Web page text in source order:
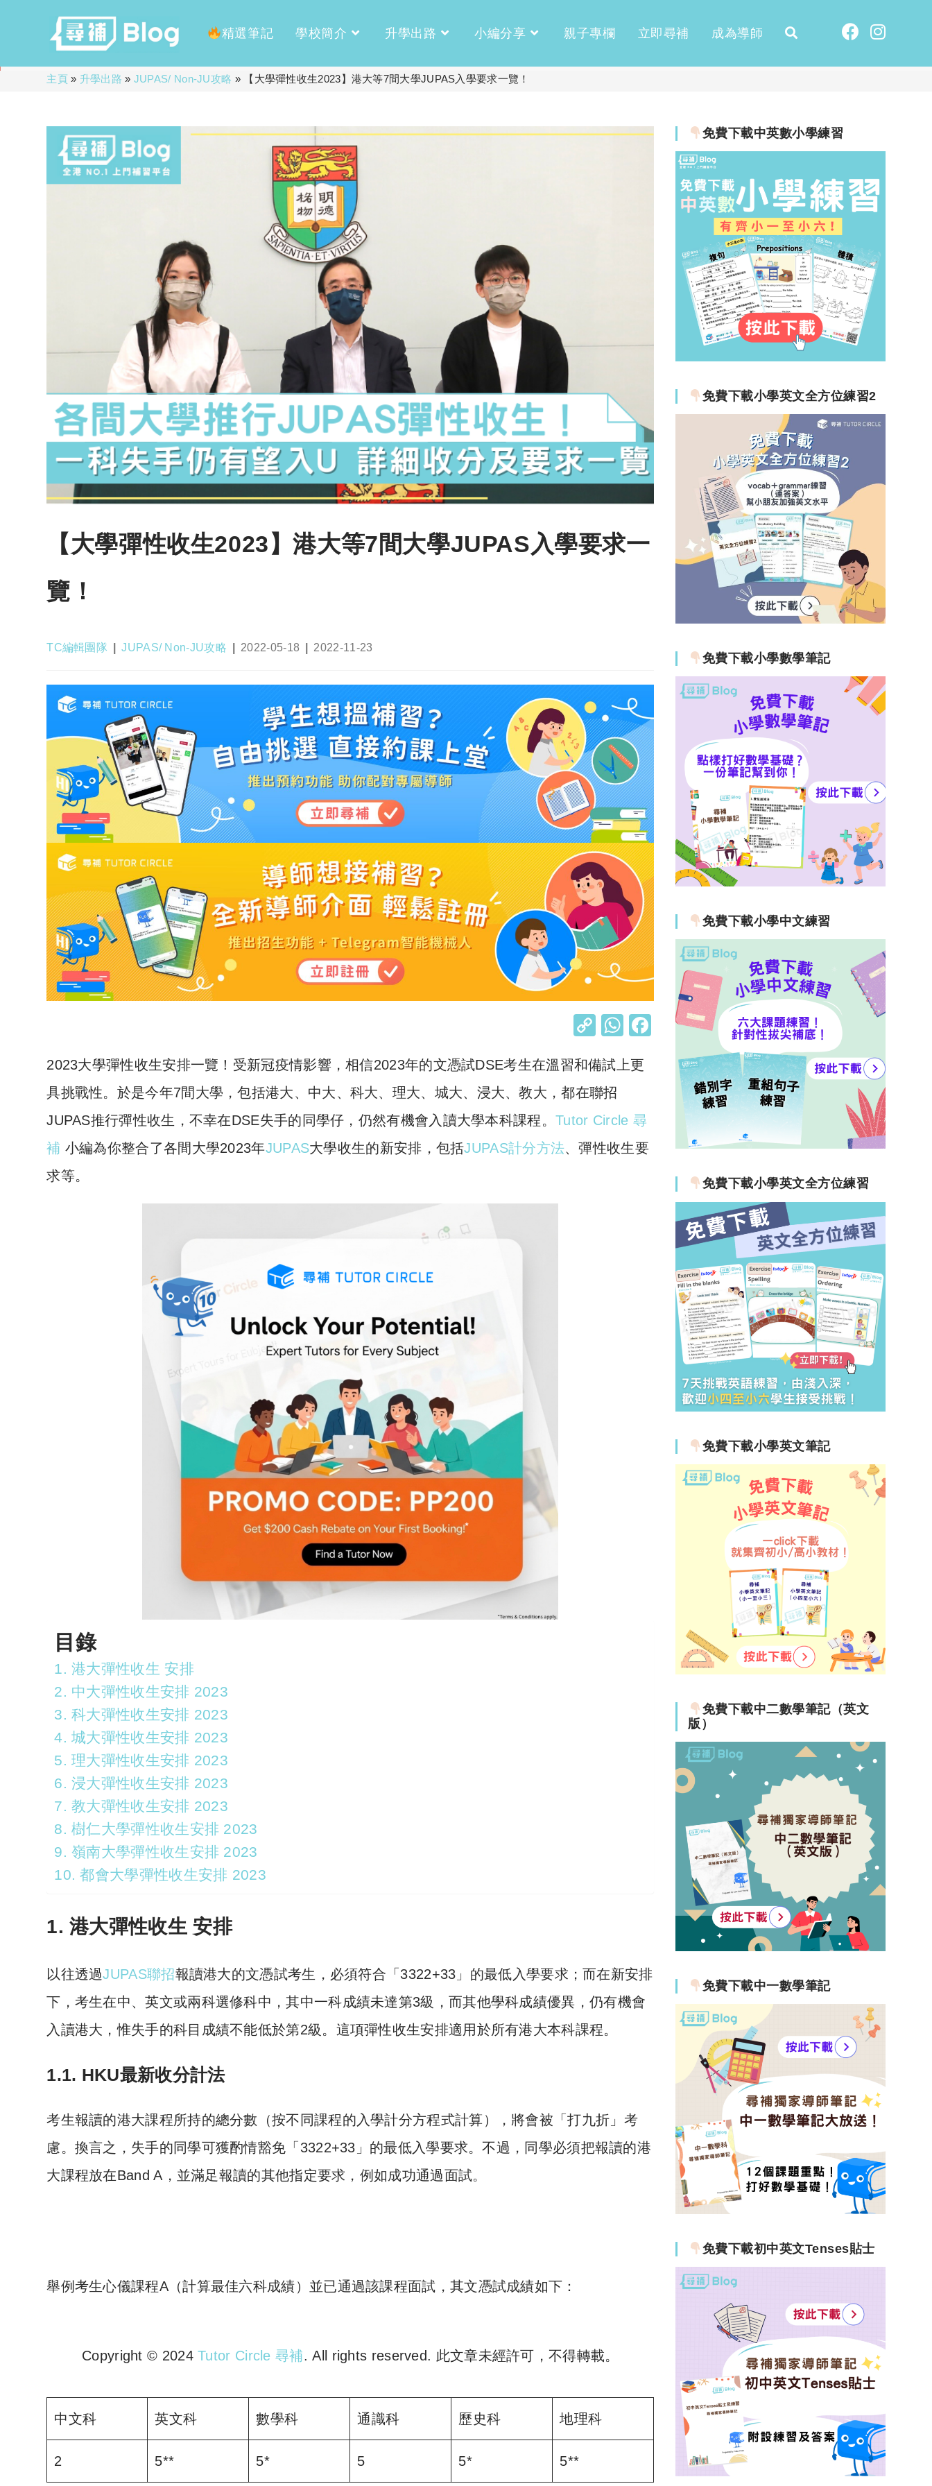
精選筆記 學校簡介 升學出路 小編分享 親子專欄 立即尋補 成為導師
主頁» 升學出路 » JUPAS/ Non-JU攻略 » 【大學彈性收生2023】港大等7間大學JUPAS入學要求一覽！
【大學彈性收生2023】港大等7間大學JUPAS入學要求一
覽！
Post
TC編輯團隊
Post
JUPAS/ Non-JU攻略
Post
2022-05-18
Post
2022-11-23
C
p
y
Li
n
k
W
at
A
p
p
2023大學彈性收生安排一覽！受新冠疫情影響，相信2023年的文憑試DSE考生在溫習和備試上更
具挑戰性。於是今年7間大學，包括港大、中大、科大、理大、城大、浸大、教大，都在聯招
JUPAS推行彈性收生，不幸在DSE失手的同學仔，仍然有機會入讀大學本科課程。 Tutor Circle 尋
補 小編為你整合了各間大學2023年JUPAS大學收生的新安排，包括JUPAS計分方法、彈性收生要
求等。
目錄
1. 港大彈性收生 安排
2. 中大彈性收生安排 2023
3. 科大彈性收生安排 2023
4. 城大彈性收生安排 2023
5. 理大彈性收生安排 2023
6. 浸大彈性收生安排 2023
7. 教大彈性收生安排 2023
8. 樹仁大學彈性收生安排 2023
9. 嶺南大學彈性收生安排 2023
10. 都會大學彈性收生安排 2023
1. 港大彈性收生 安排
以往透過JUPAS聯招報讀港大的文憑試考生，必須符合「3322+33」的最低入學要求；而在新安排
下，考生在中、英文或兩科選修科中，其中一科成績未達第3級，而其他學科成績優異，仍有機會
入讀港大，惟失手的科目成績不能低於第2級。這項彈性收生安排適用於所有港大本科課程。
1.1. HKU最新收分計法
考生報讀的港大課程所持的總分數（按不同課程的入學計分方程式計算），將會被「打九折」考
慮。換言之，失手的同學可獲酌情豁免「3322+33」的最低入學要求。不過，同學必須把報讀的港
大課程放在Band A，並滿足報讀的其他指定要求，例如成功通過面試。
舉例考生心儀課程A（計算最佳六科成績）並已通過該課程面試，其文憑試成績如下：
Copyright © 2024Tutor Circle 尋補. All rights reserved. 此文章未經許可，不得轉載。
中文科 英文科 數學科 通識科 歷史科 地理科
2 5** 5* 5 5* 5**
免費下載中英數小學練習
免費下載小學英文全方位練習2
免費下載小學數學筆記
免費下載小學中文練習
免費下載小學英文全方位練習
免費下載小學英文筆記
免費下載中二數學筆記（英文
版）
免費下載中一數學筆記
免費下載初中英文Tenses貼士